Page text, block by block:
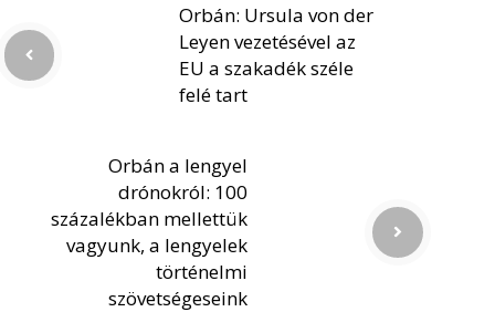
Orbán: Ursula von der
Leyen vezetésével az
EU a szakadék széle
felé tart
Orbán a lengyel
drónokról: 100
százalékban mellettük
vagyunk, a lengyelek
történelmi
szövetségeseink